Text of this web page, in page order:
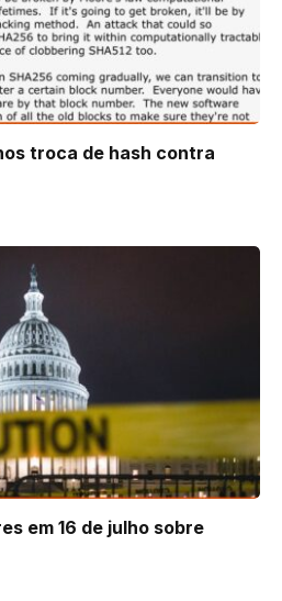
troca de hash contra
em 16 de julho sobre